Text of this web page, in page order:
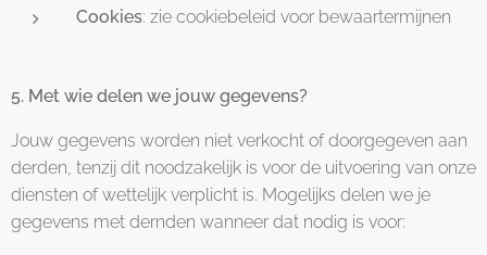
Cookies: zie cookiebeleid voor bewaartermijnen
5. Met wie delen we jouw gegevens?
Jouw gegevens worden niet verkocht of doorgegeven aan
derden, tenzij dit noodzakelijk is voor de uitvoering van onze
diensten of wettelijk verplicht is. Mogelijks delen we je
gegevens met dernden wanneer dat nodig is voor: